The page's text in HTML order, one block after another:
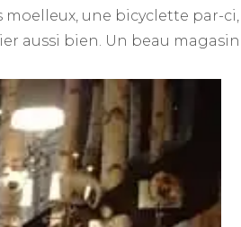
moelleux, une bicyclette par-ci,
aussi bien. Un beau magasin